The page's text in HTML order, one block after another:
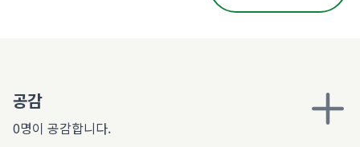
공감
0명이 공감합니다.